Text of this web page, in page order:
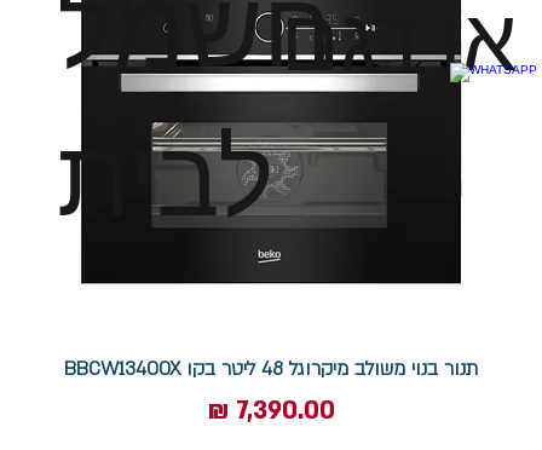
או דגם
לבית
תנור בנוי משולב מיקרוגל 48 ליטר בקו BBCW13400X
מחיר